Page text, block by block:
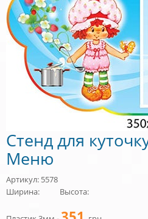
Стенд для
Меню
Артикул: 5578
Ширина:
Высота: